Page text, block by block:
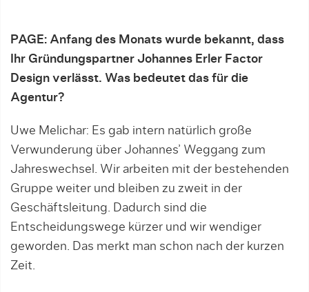
PAGE: Anfang des Monats wurde bekannt, dass
Ihr Gründungspartner Johannes Erler Factor
Design verlässt. Was bedeutet das für die
Agentur?
Uwe Melichar: Es gab intern natürlich große
Verwunderung über Johannes’ Weggang zum
Jahreswechsel. Wir arbeiten mit der bestehenden
Gruppe weiter und bleiben zu zweit in der
Geschäftsleitung. Dadurch sind die
Entscheidungswege kürzer und wir wendiger
geworden. Das merkt man schon nach der kurzen
Zeit.